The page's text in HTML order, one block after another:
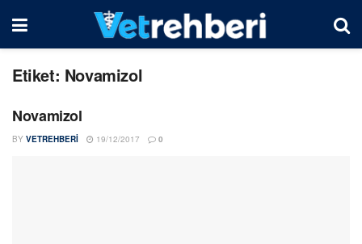
Etiket: Novamizol
Novamizol
BY VETREHBERI 19/12/2017 0